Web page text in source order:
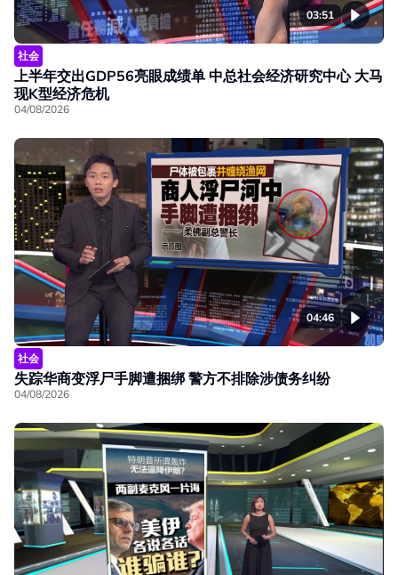
03:51
社会
上半年交出GDP56亮眼成绩单 中总社会经济研究中心 大马
现K型经济危机
04/08/2026
04:46
社会
失踪华商变浮尸手脚遭捆绑 警方不排除涉债务纠纷
04/08/2026